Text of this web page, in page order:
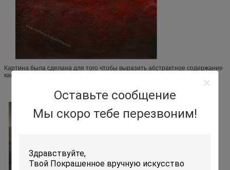
Оставьте сообщение
Мы скоро тебе перезвоним!
Картина была сделана для того чтобы выразить абстрактное содержание
как внутренние чувства, эмоции, и ритмы.